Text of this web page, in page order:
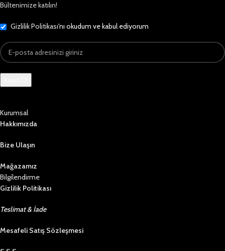
Bültenimize katılın!
Gizlilik Politikası'nı okudum ve kabul ediyorum
Kurumsal
Hakkımızda
Bize Ulaşın
Mağazamız
Bilgilendirme
Gizlilik Politikası
Teslimat & İade
Mesafeli Satış Sözleşmesi